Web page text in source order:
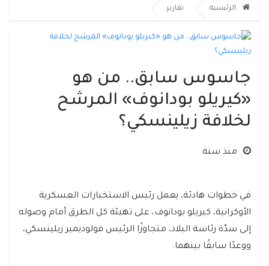
الرئيسية تقارير
جاسوس سابق.. من هو
«كيريلو بودانوف» المرشح
لخلافة زيلينسكي؟
منذ سنة
في خطوات هادئة، يعمل رئيس الاستخبارات العسكرية
الأوكرانية، كيريلو بودانوف، على تهيئة كل الطرق أمام وصوله
إلى سدّة رئاسة البلاد، متجاوزًا الرئيس فولوديمير زيلينسكي،
ووعدًا سابقًا بينهما.